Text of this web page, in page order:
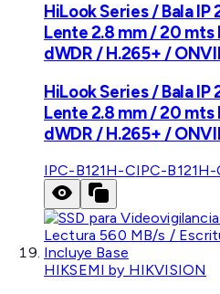
HiLook Series / Bala
Lente 2.8 mm / 20 mts
dWDR / H.265+ /
HiLook Series / Bala
Lente 2.8 mm / 20 mts
dWDR / H.265+ /
IPC-B121H-CIPC-B121H-
HIKSEMI by HIKVISION